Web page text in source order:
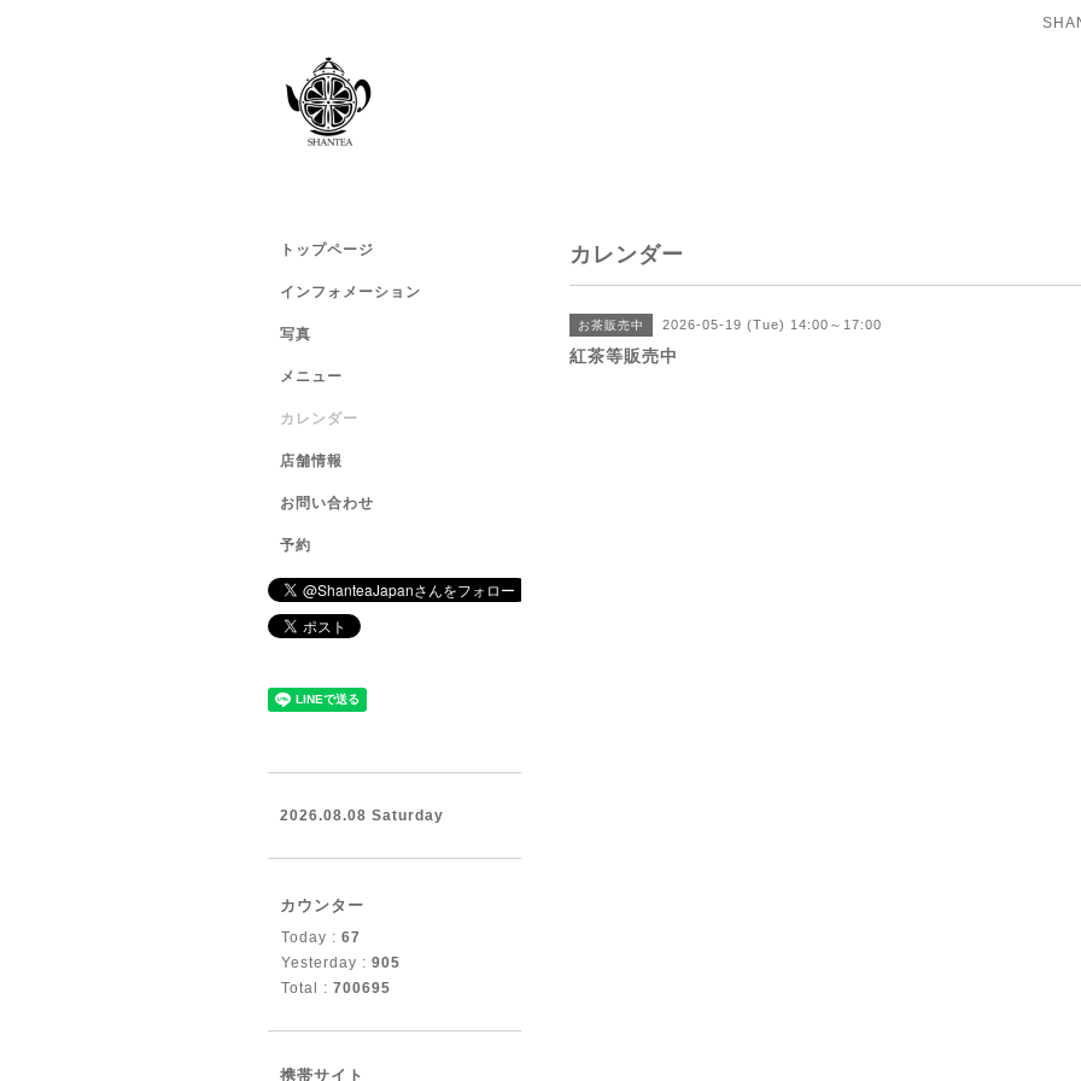
カレンダー
お茶販売中 2026-05-19 (Tue) 14:00～17:00
紅茶等販売中
トップページ
インフォメーション
写真
メニュー
カレンダー
店舗情報
お問い合わせ
予約
2026.08.08 Saturday
カウンター
Today : 67
Yesterday : 905
Total : 700695
携帯サイト